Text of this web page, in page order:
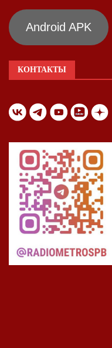
Android APK
КОНТАКТЫ